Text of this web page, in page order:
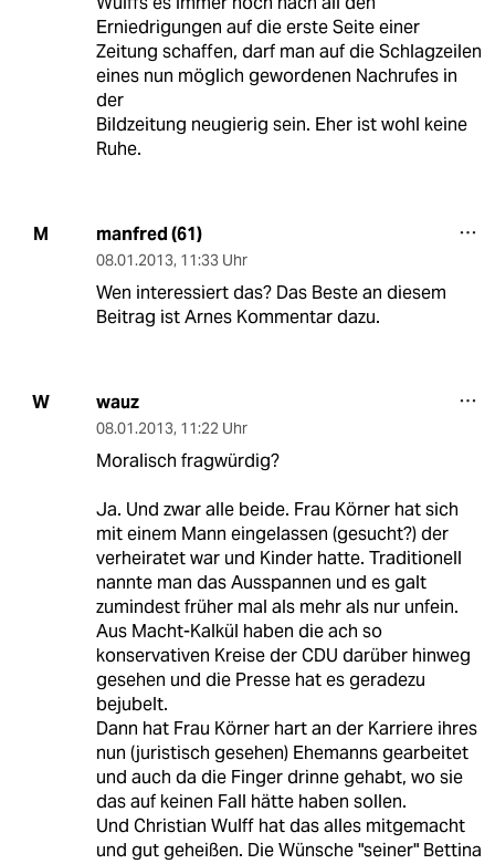
Erniedrigungen auf die erste Seite einer
Zeitung schaffen, darf man auf die Schlagzeilen
eines nun möglich gewordenen Nachrufes in
der
Bildzeitung neugierig sein. Eher ist wohl keine
Ruhe.
M manfred (61)
08.01.2013, 11:33 Uhr
Wen interessiert das? Das Beste an diesem
Beitrag ist Arnes Kommentar dazu.
W wauz
08.01.2013, 11:22 Uhr
Moralisch fragwürdig?
Ja. Und zwar alle beide. Frau Körner hat sich
mit einem Mann eingelassen (gesucht?) der
verheiratet war und Kinder hatte. Traditionell
nannte man das Ausspannen und es galt
zumindest früher mal als mehr als nur unfein.
Aus Macht-Kalkül haben die ach so
konservativen Kreise der CDU darüber hinweg
gesehen und die Presse hat es geradezu
bejubelt.
Dann hat Frau Körner hart an der Karriere ihres
nun (juristisch gesehen) Ehemanns gearbeitet
und auch da die Finger drinne gehabt, wo sie
das auf keinen Fall hätte haben sollen.
Und Christian Wulff hat das alles mitgemacht
und gut geheißen. Die Wünsche "seiner" Bettina